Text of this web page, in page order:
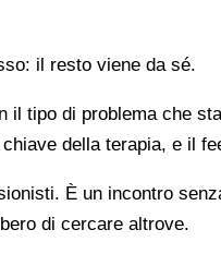
il resto viene da sé.
tipo di problema che
della terapia, e il
È un incontro
di cercare altrove.